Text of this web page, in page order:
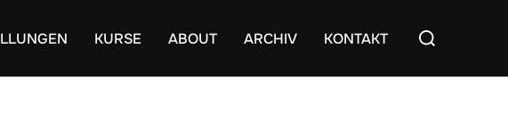
KURSE ABOUT ARCHIV KONTAKT
Suchen